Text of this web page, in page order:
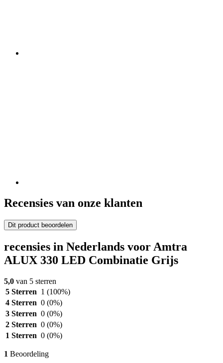
Recensies van onze klanten
Dit product beoordelen
recensies in Nederlands voor Amtra
ALUX 330 LED Combinatie Grijs
5,0 van 5 sterren
5 Sterren 1 (100%)
4 Sterren 0 (0%)
3 Sterren 0 (0%)
2 Sterren 0 (0%)
1 Sterren 0 (0%)
1 Beoordeling